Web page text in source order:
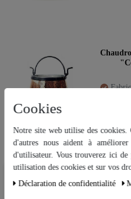
essentiels, tandis que d’autres
Cookies
Notre site web utilise des cookies.
d'autres nous aident à
d'utilisateur. Vous trouverez ici
utilisation des cookies et sur vos
Déclaration de confidentialité